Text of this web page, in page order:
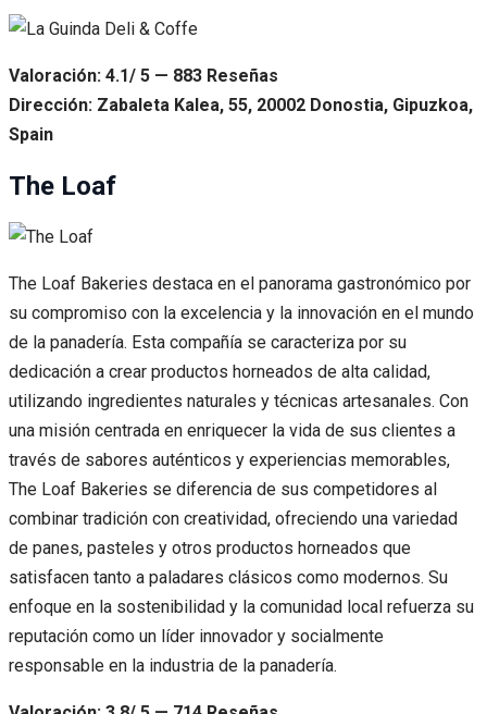
Valoración: 4.1/ 5 — 883 Reseñas
Dirección: Zabaleta Kalea, 55, 20002 Donostia, Gipuzkoa,
Spain
The Loaf
The Loaf Bakeries destaca en el panorama gastronómico por
su compromiso con la excelencia y la innovación en el mundo
de la panadería. Esta compañía se caracteriza por su
dedicación a crear productos horneados de alta calidad,
utilizando ingredientes naturales y técnicas artesanales. Con
una misión centrada en enriquecer la vida de sus clientes a
través de sabores auténticos y experiencias memorables,
The Loaf Bakeries se diferencia de sus competidores al
combinar tradición con creatividad, ofreciendo una variedad
de panes, pasteles y otros productos horneados que
satisfacen tanto a paladares clásicos como modernos. Su
enfoque en la sostenibilidad y la comunidad local refuerza su
reputación como un líder innovador y socialmente
responsable en la industria de la panadería.